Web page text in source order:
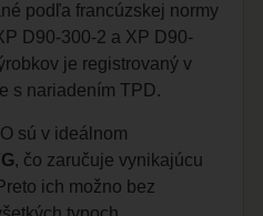
podľa francúzskej normy
D90-300-2 a XP D90-
je registrovaný v
s nariadením TPD.
sú v ideálnom
, čo zaručuje vynikajúcu
ich možno bez